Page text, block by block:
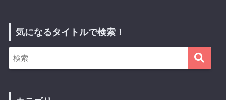
気になるタイトルで検索！